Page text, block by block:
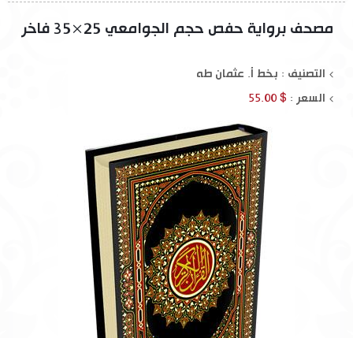
مصحف برواية حفص حجم الجوامعي 25×35 فاخر
التصنيف : بخط أ. عثمان طه
السعر : $ 55.00